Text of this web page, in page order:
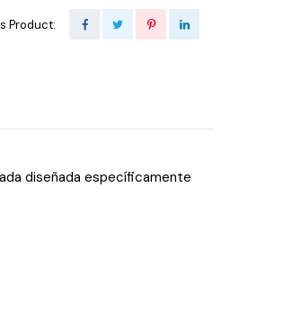
Product:
diseñada específicamente